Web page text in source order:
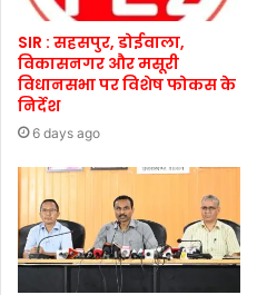
SIR : सहसपुर, डोईवाला,
विकासनगर और मसूरी
विधानसभा पर विशेष फोकस के
निर्देश
6 days ago